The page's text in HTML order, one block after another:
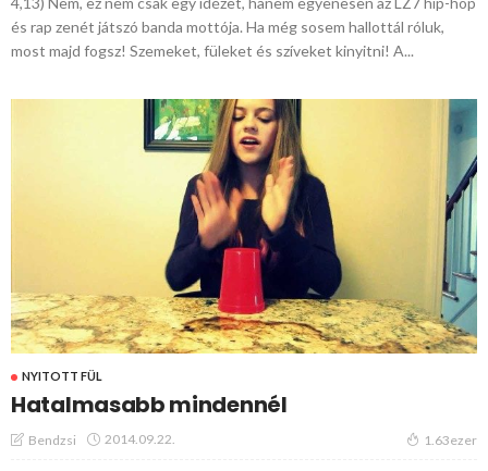
és rap zenét játszó banda mottója. Ha még sosem hallottál róluk,
most majd fogsz! Szemeket, füleket és szíveket kinyitni! A...
NYITOTT FÜL
Hatalmasabb mindennél
Bendzsi 2014.09.22. 1.63ezer